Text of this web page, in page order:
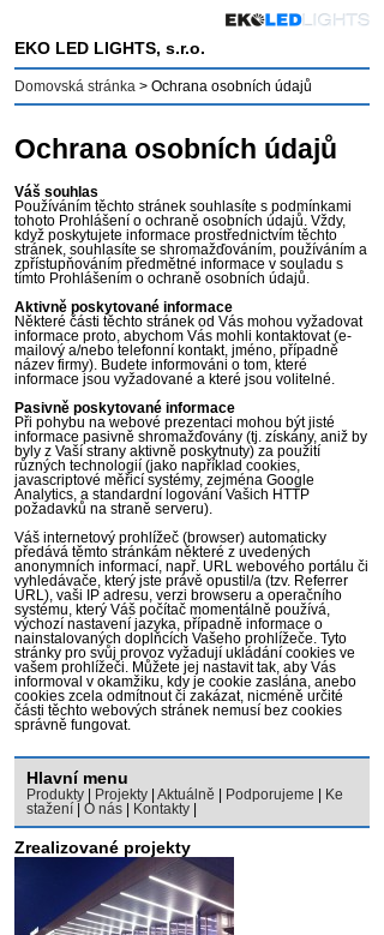
EKO LED LIGHTS, s.r.o.
Domovská stránka > Ochrana osobních údajů
Ochrana osobních údajů
Váš souhlas
Používáním těchto stránek souhlasíte s podmínkami
tohoto Prohlášení o ochraně osobních údajů. Vždy,
když poskytujete informace prostřednictvím těchto
stránek, souhlasíte se shromažďováním, používáním a
zpřístupňováním předmětné informace v souladu s
tímto Prohlášením o ochraně osobních údajů.
Aktivně poskytované informace
Některé části těchto stránek od Vás mohou vyžadovat
informace proto, abychom Vás mohli kontaktovat (e-
mailový a/nebo telefonní kontakt, jméno, případně
název firmy). Budete informováni o tom, které
informace jsou vyžadované a které jsou volitelné.
Pasivně poskytované informace
Při pohybu na webové prezentaci mohou být jisté
informace pasivně shromažďovány (tj. získány, aniž by
byly z Vaší strany aktivně poskytnuty) za použití
různých technologií (jako například cookies,
javascriptové měřicí systémy, zejména Google
Analytics, a standardní logování Vašich HTTP
požadavků na straně serveru).
Váš internetový prohlížeč (browser) automaticky
předává těmto stránkám některé z uvedených
anonymních informací, např. URL webového portálu či
vyhledávače, který jste právě opustil/a (tzv. Referrer
URL), vaši IP adresu, verzi browseru a operačního
systému, který Váš počítač momentálně používá,
výchozí nastavení jazyka, případně informace o
nainstalovaných doplňcích Vašeho prohlížeče. Tyto
stránky pro svůj provoz vyžadují ukládání cookies ve
vašem prohlížeči. Můžete jej nastavit tak, aby Vás
informoval v okamžiku, kdy je cookie zaslána, anebo
cookies zcela odmítnout či zakázat, nicméně určité
části těchto webových stránek nemusí bez cookies
správně fungovat.
Hlavní menu
Produkty Projekty Aktuálně Podporujeme
Ke
stažení
O nás Kontakty
Zrealizované projekty